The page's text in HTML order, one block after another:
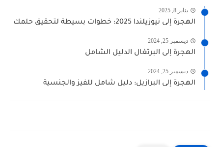
يناير 8, 2025
الهجرة إلى نيوزيلندا 2025: خطوات بسيطة لتحقيق حلمك
ديسمبر 25, 2024
الهجرة إلى البرتغال الدليل الشامل
ديسمبر 25, 2024
الهجرة إلى البرازيل: دليل شامل للفيز والجنسية